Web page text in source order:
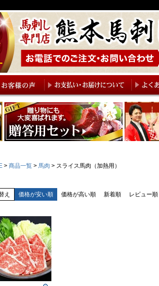
商品一覧 馬肉 スライス馬肉（加熱用）
え 価格が安い順 価格が高い順 新着順 レビュー順